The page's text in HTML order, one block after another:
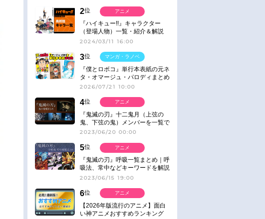
2位
『ハイキュー!!』キャラクター
（登場人物）一覧・紹介＆解説
2024/03/11 16:00
アニメ
3位
『僕とロボコ』単行本表紙の元ネ
タ・オマージュ・パロディまとめ
2026/07/21 10:00
マンガ・ラノベ
4位
『鬼滅の刃』十二鬼月（上弦の
鬼、下弦の鬼）メンバーを一覧で
紹介＆解説（登場鬼の情報まと
2023/06/20 00:00
アニメ
5位
『鬼滅の刃』呼吸一覧まとめ｜呼
吸法、常中などキーワードを解説
2023/06/15 19:00
アニメ
6位
【2026年版流行のアニメ】面白
い神アニメおすすめランキング
アニメ